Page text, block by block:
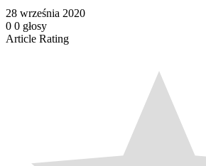
28 września 2020
0 0 głosy
Article Rating